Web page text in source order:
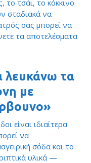
τσάι, το κόκκινο
σταδιακά να
σας μπορεί να
τα αποτελέσματα
τα
με
είναι ιδιαίτερα
να
σόδα και το
υλικά —